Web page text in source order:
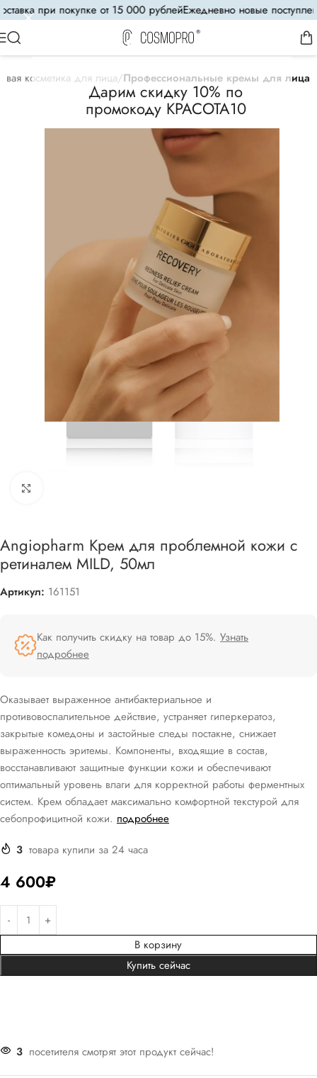
Дарим скидку 10% по
промокоду КРАСОТА10
при покупке от 15 000 рублейЕжедневно новые поступления
косметика для лица Профессиональные кремы для лица
Angiopharm Крем для проблемной кожи с
ретиналем MILD, 50мл
Артикул: 161151
Как получить скидку на товар до 15%. Узнать
подробнее
Оказывает выраженное антибактериальное и
противовоспалительное действие, устраняет гиперкератоз,
закрытые комедоны и застойные следы постакне, снижает
выраженность эритемы. Компоненты, входящие в состав,
восстанавливают защитные функции кожи и обеспечивают
оптимальный уровень влаги для корректной работы ферментных
систем. Крем обладает максимально комфортной текстурой для
себопрофицитной кожи. подробнее
3 товара купили за 24 часа
4 600₽
В корзину
Купить сейчас
3 посетителя смотрят этот продукт сейчас!